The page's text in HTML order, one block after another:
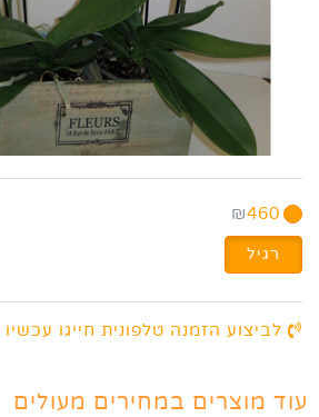
₪460
רגיל
לביצוע הזמנה טלפונית חייגו עכשיו
עוד מוצרים במחירים מעולים